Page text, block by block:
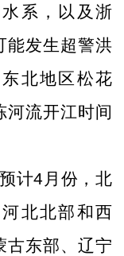
系，以及浙
能发生超警洪
北地区松花
河流开江时间
计4 月份，北
北北部和西
古东部、辽宁